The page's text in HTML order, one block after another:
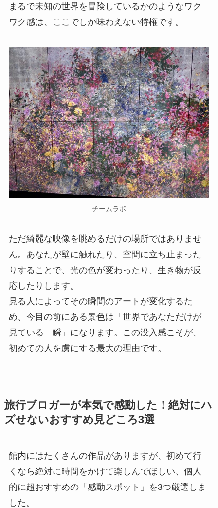
まるで未知の世界を冒険しているかのようなワク
ワク感は、ここでしか味わえない特権です。
チームラボ
ただ綺麗な映像を眺めるだけの場所ではありませ
ん。あなたが壁に触れたり、空間に立ち止まった
りすることで、光の色が変わったり、生き物が反
応したりします。
見る人によってその瞬間のアートが変化するた
め、今目の前にある景色は「世界であなただけが
見ている一瞬」になります。この没入感こそが、
初めての人を虜にする最大の理由です。
旅行ブロガーが本気で感動した！絶対にハ
ズせないおすすめ見どころ3選
館内にはたくさんの作品がありますが、初めて行
くなら絶対に時間をかけて楽しんでほしい、個人
的に超おすすめの「感動スポット」を3つ厳選しま
した。